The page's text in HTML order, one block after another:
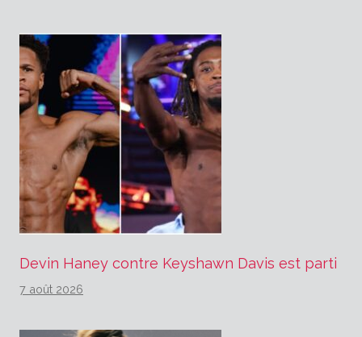
Devin Haney contre Keyshawn Davis est parti
7 août 2026